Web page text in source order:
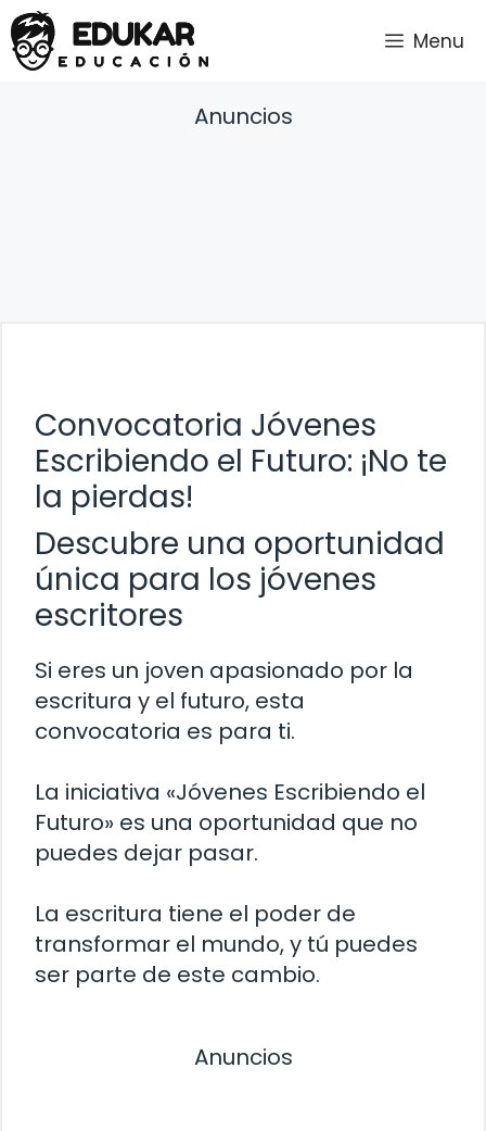
Saltar
al
contenido
Menu
Anuncios
Convocatoria Jóvenes
Escribiendo el Futuro: ¡No te
la pierdas!
Descubre una oportunidad
única para los jóvenes
escritores
Si eres un joven apasionado por la
escritura y el futuro, esta
convocatoria es para ti.
La iniciativa «Jóvenes Escribiendo el
Futuro» es una oportunidad que no
puedes dejar pasar.
La escritura tiene el poder de
transformar el mundo, y tú puedes
ser parte de este cambio.
Anuncios